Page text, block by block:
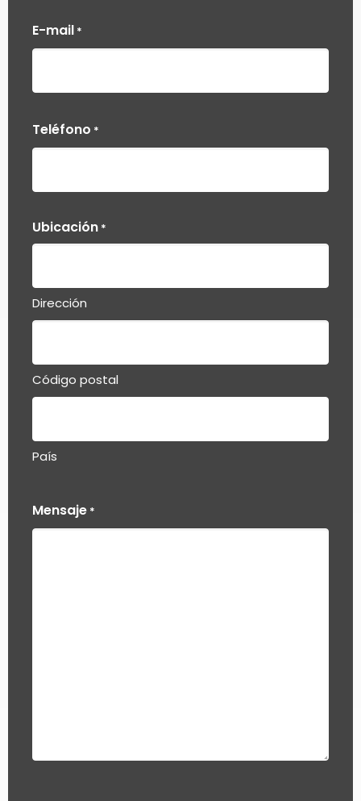
E-mail *
Teléfono *
Ubicación *
Dirección
Código postal
País
Mensaje *